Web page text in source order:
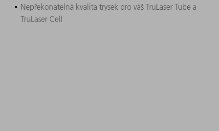
Nepřekonatelná kvalita trysek pro váš TruLaser Tube a
TruLaser Cell